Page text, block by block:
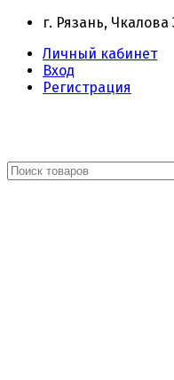
г. Рязань,
Личный кабинет
Вход
Регистрация